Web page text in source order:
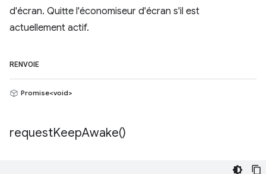
d'écran. Quitte l'économiseur d'écran s'il est
actuellement actif.
RENVOIE
Promise<void>
requestKeepAwake()